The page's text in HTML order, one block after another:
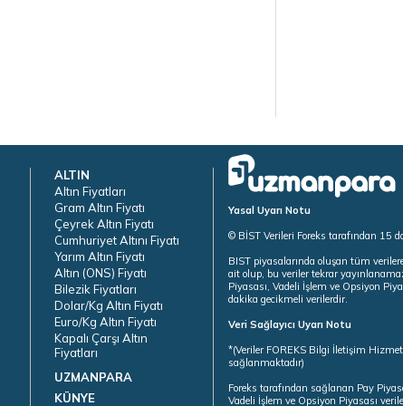
ALTIN
Altın Fiyatları
Gram Altın Fiyatı
Çeyrek Altın Fiyatı
Cumhuriyet Altını Fiyatı
Yarım Altın Fiyatı
Altın (ONS) Fiyatı
Bilezik Fiyatları
Dolar/Kg Altın Fiyatı
Euro/Kg Altın Fiyatı
Kapalı Çarşı Altın
Fiyatları
UZMANPARA
KÜNYE
Yasal Uyarı Notu
© BİST Verileri Foreks tarafından 15
BIST piyasalarında oluşan tüm
ait olup, bu veriler tekrar
Piyasası, Vadeli İşlem ve Opsiyon
dakika gecikmeli verilerdir.
Veri Sağlayıcı Uyarı Notu
*(Veriler FOREKS Bilgi İletişim
sağlanmaktadır)
Foreks tarafından sağlanan Pay
Vadeli İşlem ve Opsiyon Piyasası